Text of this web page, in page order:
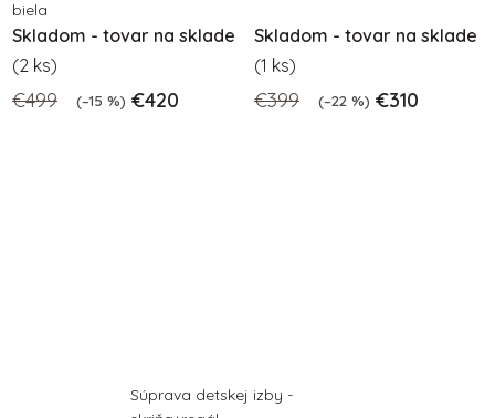
biela
Skladom - tovar na sklade
(2 ks)
€420
€499 (–15 %)
Skladom - tovar na sklade
(1 ks)
€310
€399 (–22 %)
Súprava detskej izby -